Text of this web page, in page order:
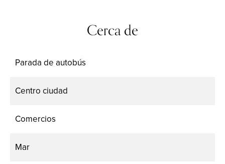
Cerca de
Parada de autobús
Centro ciudad
Comercios
Mar